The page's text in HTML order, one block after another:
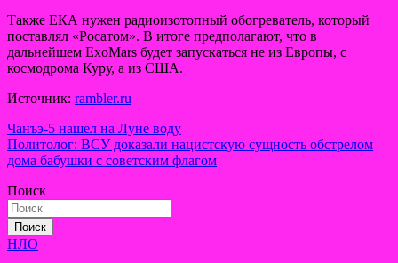
Также ЕКА нужен радиоизотопный обогреватель, который
поставлял «Росатом». В итоге предполагают, что в
дальнейшем ExoMars будет запускаться не из Европы, с
космодрома Куру, а из США.
Источник: rambler.ru
Навигация
по
Чанъэ-5 нашел на Луне воду
Политолог: ВСУ доказали нацистскую сущность обстрелом
дома бабушки с советским флагом
Поиск
Поиск
НЛО